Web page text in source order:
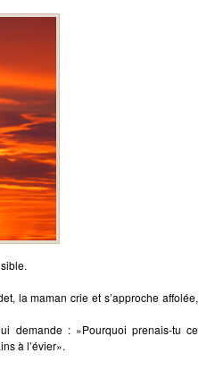
la maman crie et s’approche affolée,
demande : »Pourquoi prenais-tu ce
à l’évier».